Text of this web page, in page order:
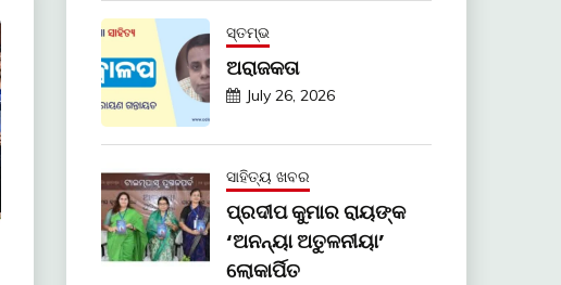
ସ୍ତମ୍ଭ
ଅରାଜକତା
July 26, 2026
ସାହିତ୍ୟ ଖବର
ପ୍ରଦୀପ କୁମାର ରାୟଙ୍କ
‘ଅନନ୍ୟା ଅତୁଳନୀୟା’
ଲୋକାର୍ପିତ